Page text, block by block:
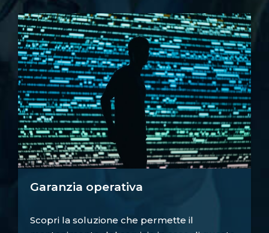
Garanzia operativa
Scopri la soluzione che permette il